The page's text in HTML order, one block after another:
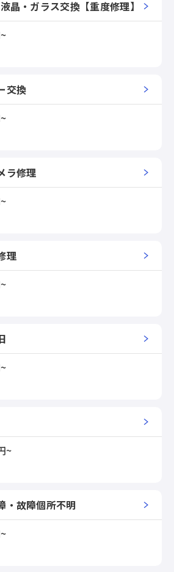
晶・ガラス交換【重度修理】
交換
ラ修理
理
~
・故障個所不明